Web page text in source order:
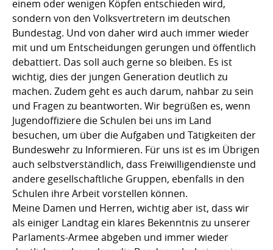
einem oder wenigen Köpfen entschieden wird,
sondern von den Volksvertretern im deutschen
Bundestag. Und von daher wird auch immer wieder
mit und um Entscheidungen gerungen und öffentlich
debattiert. Das soll auch gerne so bleiben. Es ist
wichtig, dies der jungen Generation deutlich zu
machen. Zudem geht es auch darum, nahbar zu sein
und Fragen zu beantworten. Wir begrüßen es, wenn
Jugendoffiziere die Schulen bei uns im Land
besuchen, um über die Aufgaben und Tätigkeiten der
Bundeswehr zu Informieren. Für uns ist es im Übrigen
auch selbstverständlich, dass Freiwilligendienste und
andere gesellschaftliche Gruppen, ebenfalls in den
Schulen ihre Arbeit vorstellen können.
Meine Damen und Herren, wichtig aber ist, dass wir
als einiger Landtag ein klares Bekenntnis zu unserer
Parlaments-Armee abgeben und immer wieder